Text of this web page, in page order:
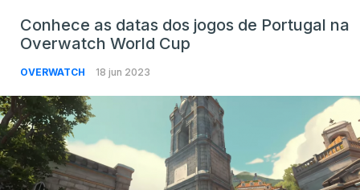
Conhece as datas dos jogos de Portugal na
Overwatch World Cup
OVERWATCH 18 jun 2023